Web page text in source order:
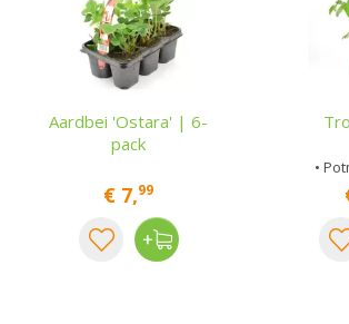
Aardbei 'Ostara' | 6-
pack
€ 7,99
•